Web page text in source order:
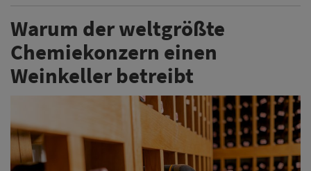
Warum der weltgrößte
Chemiekonzern einen
Weinkeller betreibt